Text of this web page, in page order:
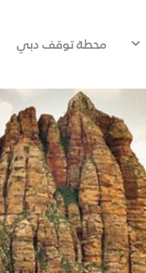
محطة توقف دبي